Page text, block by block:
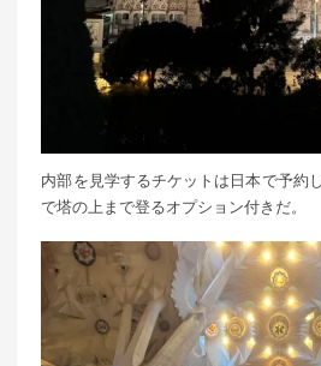
内部を見学するチケットは日本で予約
で塔の上まで登るオプション付きだ。